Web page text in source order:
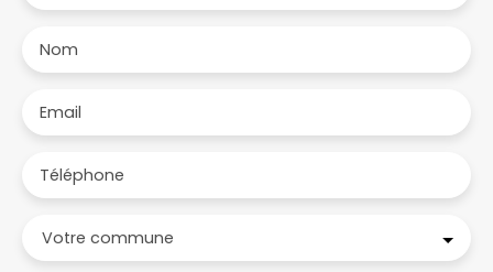
Nom
Email
Téléphone
Votre commune